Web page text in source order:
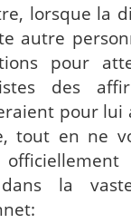
lorsque la
autre
pour
des
pour lui
tout en ne
la